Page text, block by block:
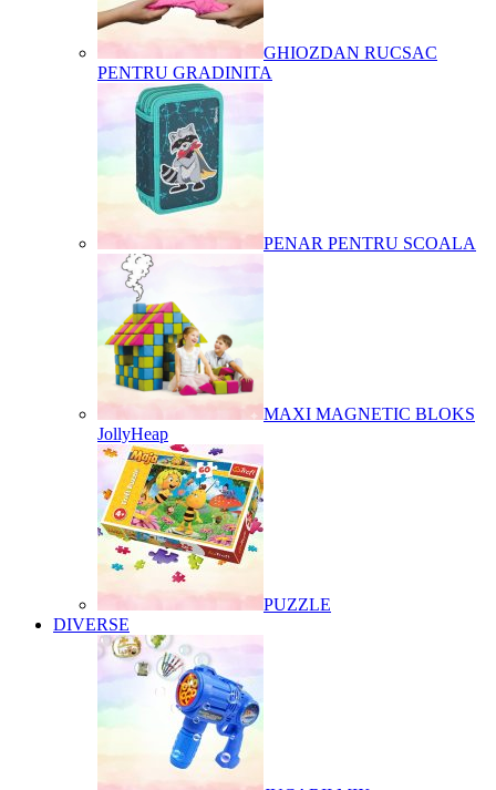
GHIOZDAN RUCSAC
PENTRU GRADINITA
PENAR PENTRU SCOALA
MAXI MAGNETIC BLOKS
JollyHeap
PUZZLE
DIVERSE